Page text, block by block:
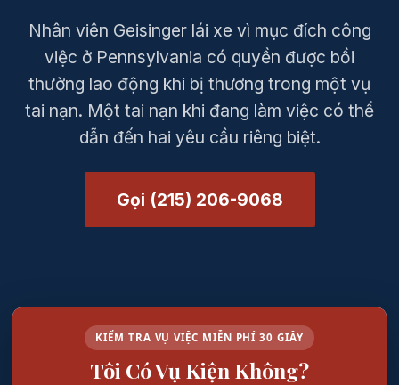
Nhân viên Geisinger lái xe vì mục đích công
việc ở Pennsylvania có quyền được bồi
thường lao động khi bị thương trong một vụ
tai nạn. Một tai nạn khi đang làm việc có thể
dẫn đến hai yêu cầu riêng biệt.
Gọi (215) 206-9068
KIỂM TRA VỤ VIỆC MIỄN PHÍ 30 GIÂY
Tôi Có Vụ Kiện Không?